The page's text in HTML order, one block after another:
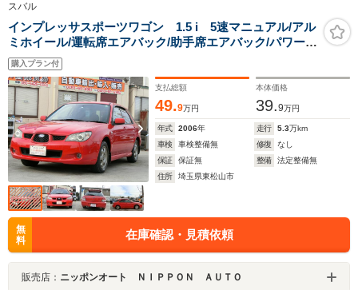
スバル
インプレッサスポーツワゴン 1.5 i 5速マニュアル/アル
ミホイール/運転席エアバック/助手席エアバック/パワーウ
ィンドウ/パワーステアリング/ABS/フルフラットシー
ト/ETC
購入プラン付
支払総額
49.9万円
本体価格
39.9万円
年式 2006年 走行 5.3万km
車検
車検整備無 修復
なし
保証
保証無 整備
法定整備無
住所
埼玉県東松山市
無
料
在庫確認・見積依頼
販売店： ニッポンオート ＮＩＰＰＯＮ ＡＵＴＯ